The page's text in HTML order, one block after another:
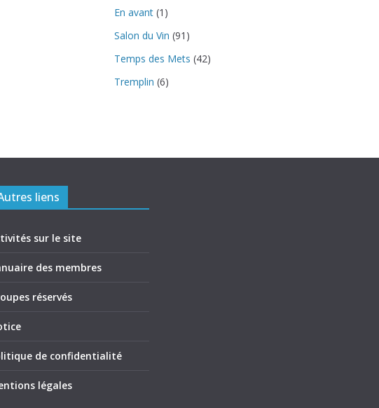
En avant(1)
Salon du Vin (91)
Temps des Mets (42)
Tremplin (6)
liens
sur le site
des membres
réservés
de confidentialité
légales